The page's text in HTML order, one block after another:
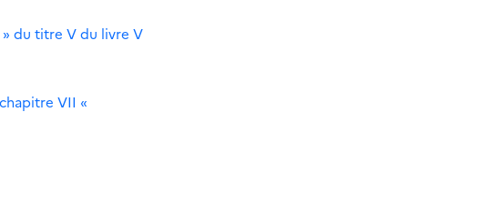
du titre V du livre V
VII «